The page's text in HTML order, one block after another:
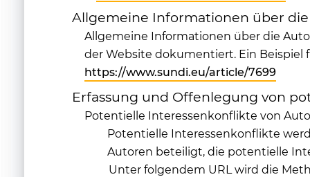
Allgemeine Informationen über
Allgemeine Informationen über die
der Website dokumentiert. Ein
https://www.sundi.eu/article/7699
Erfassung und Offenlegung von
Potentielle Interessenkonflikte von
Potentielle Interessenkonflikte
Autoren beteiligt, die potentielle
Unter folgendem URL wird die